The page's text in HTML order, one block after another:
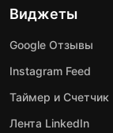
Виджеты
Google Отзывы
Instagram Feed
Таймер и Счетчик
Лента LinkedIn